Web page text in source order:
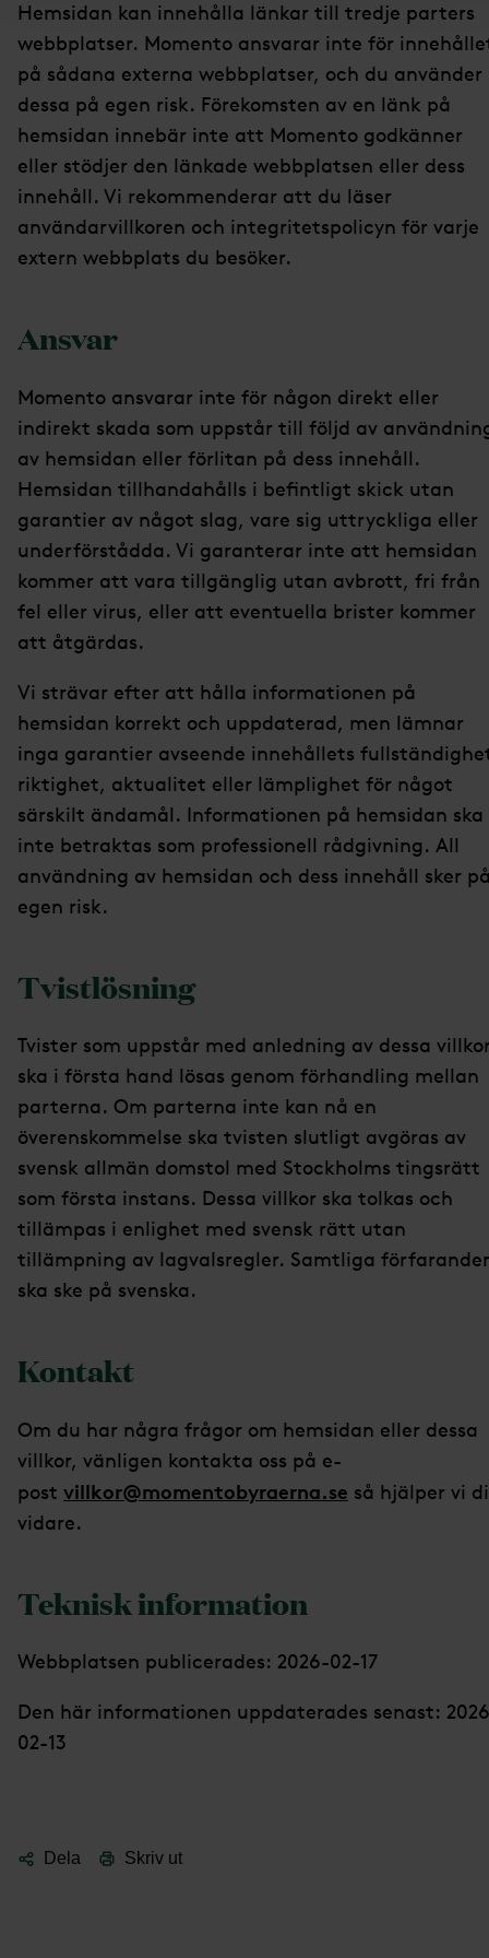
Hemsidan kan innehålla länkar till tredje parters
webbplatser. Momento ansvarar inte för
på sådana externa webbplatser, och du använder
dessa på egen risk. Förekomsten av en länk på
hemsidan innebär inte att Momento godkänner
eller stödjer den länkade webbplatsen eller dess
innehåll. Vi rekommenderar att du läser
användarvillkoren och integritetspolicyn för varje
extern webbplats du besöker.
Ansvar
Momento ansvarar inte för någon direkt eller
indirekt skada som uppstår till följd av
av hemsidan eller förlitan på dess innehåll.
Hemsidan tillhandahålls i befintligt skick utan
garantier av något slag, vare sig uttryckliga eller
underförstådda. Vi garanterar inte att hemsidan
kommer att vara tillgänglig utan avbrott, fri från
fel eller virus, eller att eventuella brister kommer
att åtgärdas.
Vi strävar efter att hålla informationen på
hemsidan korrekt och uppdaterad, men lämnar
inga garantier avseende innehållets
riktighet, aktualitet eller lämplighet för något
särskilt ändamål. Informationen på hemsidan ska
inte betraktas som professionell rådgivning. All
användning av hemsidan och dess innehåll sker
egen risk.
Tvistlösning
Tvister som uppstår med anledning av dessa
ska i första hand lösas genom förhandling mellan
parterna. Om parterna inte kan nå en
överenskommelse ska tvisten slutligt avgöras av
svensk allmän domstol med Stockholms tingsrätt
som första instans. Dessa villkor ska tolkas och
tillämpas i enlighet med svensk rätt utan
tillämpning av lagvalsregler. Samtliga
ska ske på svenska.
Kontakt
Om du har några frågor om hemsidan eller dessa
villkor, vänligen kontakta oss på e-
post villkor@momentobyraerna.se så hjälper vi
vidare.
Teknisk information
Webbplatsen publicerades: 2026-02-17
Den här informationen uppdaterades senast:
02-13
Dela Skriv ut